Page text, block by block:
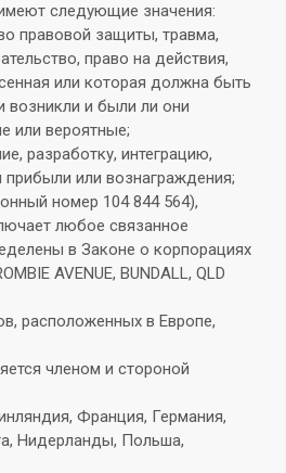
следующие значения:
правовой защиты, травма,
право на действия,
или которая должна быть
возникли и были ли они
или вероятные;
разработку, интеграцию,
или вознаграждения;
номер 104 844 564),
любое связанное
в Законе о корпорациях
AVENUE, BUNDALL, QLD
расположенных в Европе,
членом и стороной
Франция, Германия,
Нидерланды, Польша,